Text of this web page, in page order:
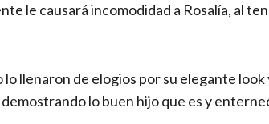
le causará incomodidad a Rosalía, al
llenaron de elogios por su elegante
lo buen hijo que es y